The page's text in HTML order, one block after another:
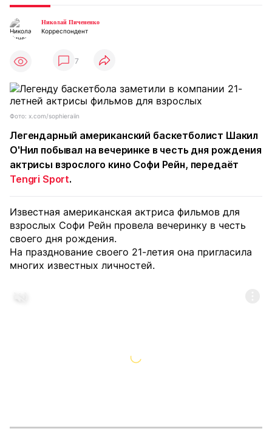
Николай Пичененко
Корреспондент
7
Фото: x.com/sophieraiin
Легендарный американский баскетболист Шакил
О'Нил побывал на вечеринке в честь дня рождения
актрисы взрослого кино Софи Рейн, передаёт
Tengri Sport.
Известная американская актриса фильмов для
взрослых Софи Рейн провела вечеринку в честь
своего дня рождения.
На празднование своего 21-летия она пригласила
многих известных личностей.